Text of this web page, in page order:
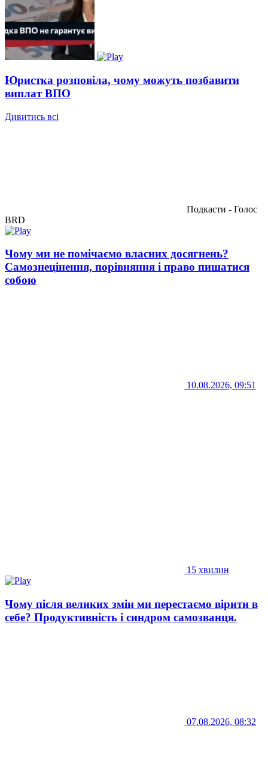
Юристка розповіла, чому можуть позбавити
виплат ВПО
Дивитись всі
Подкасти - Голос
BRD
Чому ми не помічаємо власних досягнень?
Самознецінення, порівняння і право пишатися
собою
10.08.2026, 09:51
15 хвилин
Чому після великих змін ми перестаємо вірити в
себе? Продуктивність і синдром самозванця.
07.08.2026, 08:32